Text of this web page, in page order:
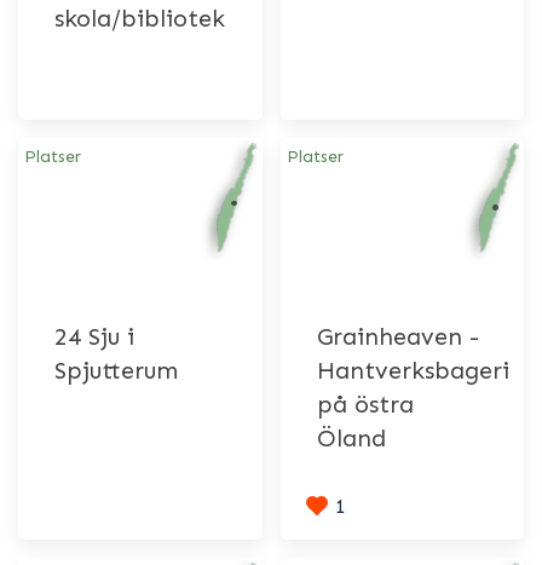
skola/bibliotek
Platser
24 Sju i
Spjutterum
Platser
Grainheaven -
Hantverksbageri
på östra
Öland
1